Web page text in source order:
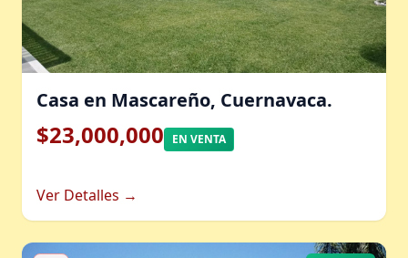
Casa en Mascareño, Cuernavaca.
$23,000,000 EN VENTA
Ver Detalles →